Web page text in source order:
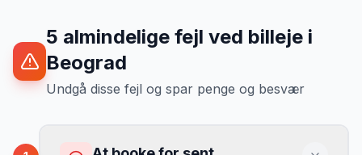
5 almindelige fejl ved billeje i
Beograd
Undgå disse fejl og spar penge og besvær